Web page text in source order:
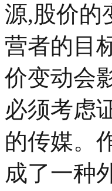
源,股价的
营者的目
价变动会
必须考虑
的传媒。
成了一种